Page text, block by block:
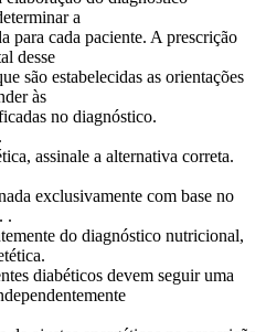
a
para cada paciente. A prescrição
desse
são estabelecidas as orientações
às
no diagnóstico.
assinale a alternativa correta.
exclusivamente com base no
.
do diagnóstico nutricional,
diabéticos devem seguir uma